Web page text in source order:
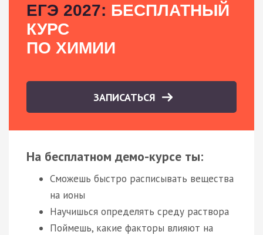
ЕГЭ 2027: БЕСПЛАТНЫЙ
КУРС
ПО ХИМИИ
ЗАПИСАТЬСЯ
На бесплатном демо-курсе ты:
Сможешь быстро расписывать вещества
на ионы
Научишься определять среду раствора
Поймешь, какие факторы влияют на